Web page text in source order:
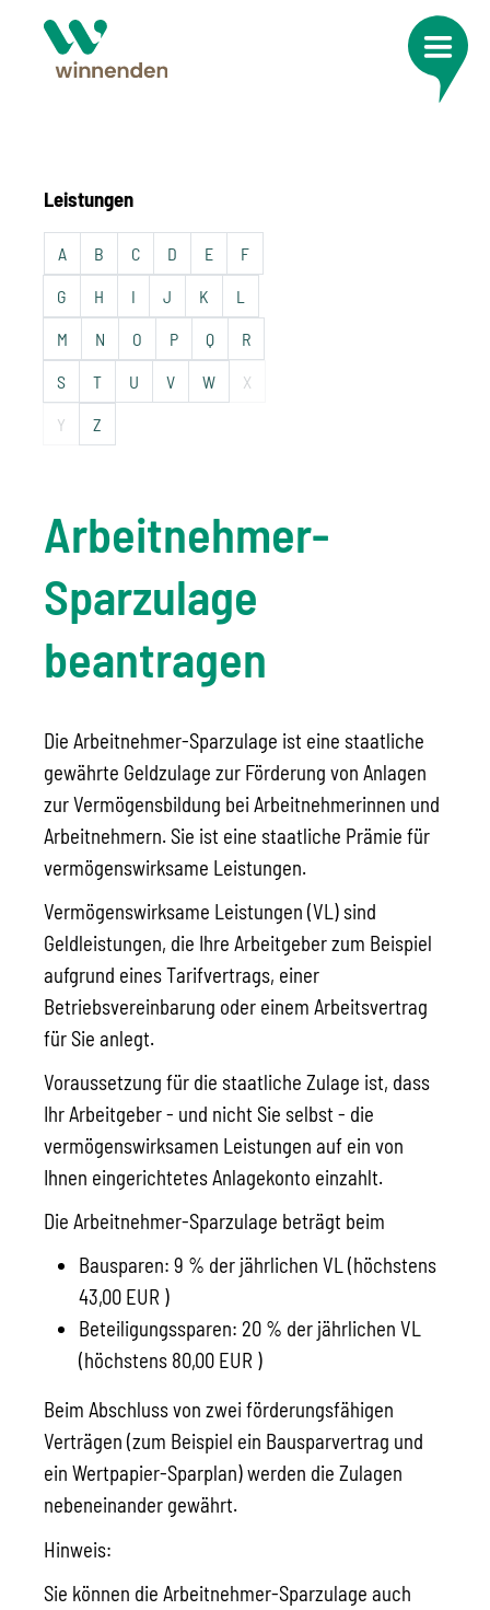
Leistungen
A B C D E F
G H I J K L
M N O P Q R
S T U V W X
Y Z
Arbeitnehmer-
Sparzulage
beantragen
Die Arbeitnehmer-Sparzulage ist eine staatliche
gewährte Geldzulage zur Förderung von Anlagen
zur Vermögensbildung bei Arbeitnehmerinnen und
Arbeitnehmern. Sie ist eine staatliche Prämie für
vermögenswirksame Leistungen.
Vermögenswirksame Leistungen (VL) sind
Geldleistungen, die Ihre Arbeitgeber zum Beispiel
aufgrund eines Tarifvertrags, einer
Betriebsvereinbarung oder einem Arbeitsvertrag
für Sie anlegt.
Voraussetzung für die staatliche Zulage ist, dass
Ihr Arbeitgeber - und nicht Sie selbst - die
vermögenswirksamen Leistungen auf ein von
Ihnen eingerichtetes Anlagekonto einzahlt.
Die Arbeitnehmer-Sparzulage beträgt beim
Bausparen: 9 % der jährlichen VL (höchstens
43,00 EUR )
Beteiligungssparen: 20 % der jährlichen VL
(höchstens 80,00 EUR )
Beim Abschluss von zwei förderungsfähigen
Verträgen (zum Beispiel ein Bausparvertrag und
ein Wertpapier-Sparplan) werden die Zulagen
nebeneinander gewährt.
Hinweis:
Sie können die Arbeitnehmer-Sparzulage auch